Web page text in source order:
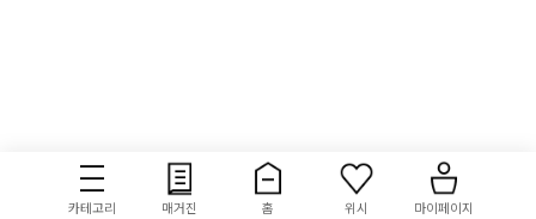
카테고리 매거진 홈 위시 마이페이지